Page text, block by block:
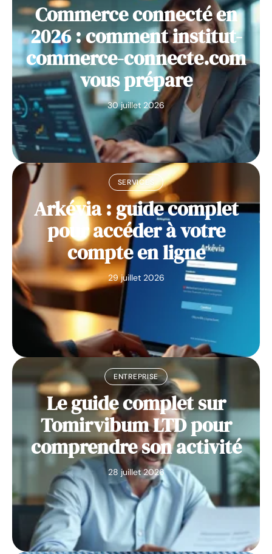
Commerce connecté en
2026 : comment institut-
commerce-connecte.com
vous prépare
30 juillet 2026
SERVICES
Arkévia : guide complet
pour accéder à votre
compte en ligne
29 juillet 2026
ENTREPRISE
Le guide complet sur
Tomirvibum LTD pour
comprendre son activité
28 juillet 2026